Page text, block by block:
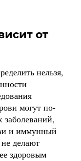
от
нельзя,
могут по-
заболеваний,
и иммунный
делают
здоровым